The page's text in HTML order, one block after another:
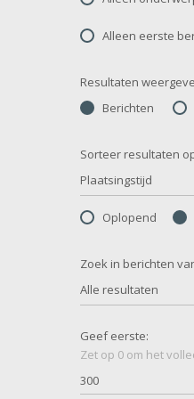
Alleen eerste
Resultaten
Berichten
Sorteer resultaten
Plaatsingstijd
Oplopend
Zoek in berichten
Alle resultaten
Geef eerste:
Zet op 0 om het